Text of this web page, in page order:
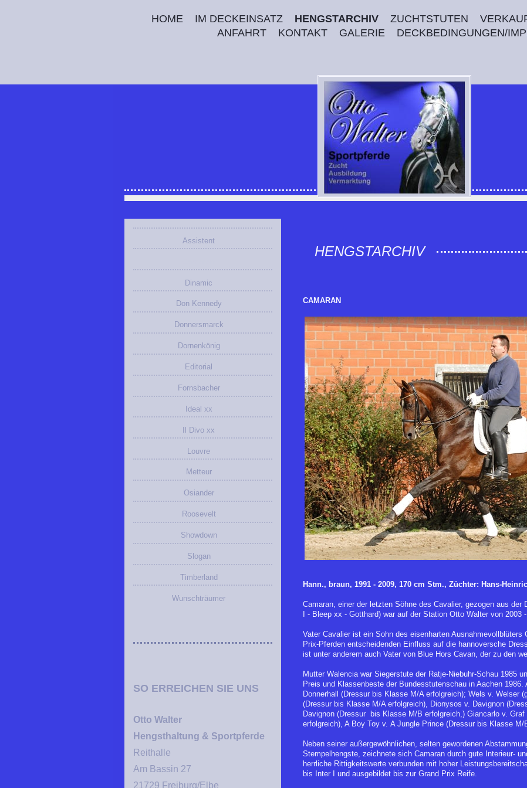
HOME IM DECKEINSATZ HENGSTARCHIV ZUCHTSTUTEN
ANFAHRT
KONTAKT GALERIE DECKBEDINGUNGEN/
HENGSTARCHIV
CAMARAN
Hann., braun, 1991 - 2009, 170 cm Stm., Züchter: Hans-
Camaran, einer der letzten Söhne des Cavalier, gezogen aus der
I - Bleep xx - Gotthard) war auf der Station Otto Walter von 2003
Vater Cavalier ist ein Sohn des eisenharten Ausnahmevollblüters
Prix-Pferden entscheidenden Einfluss auf die hannoversche
ist unter anderem auch Vater von Blue Hors Cavan, der zu den
Mutter Walencia war Siegerstute der Ratje-Niebuhr-Schau 1985
Preis und Klassenbeste der Bundesstutenschau in Aachen
Donnerhall (Dressur bis Klasse M/A erfolgreich); Wels v. Welser
(Dressur bis Klasse M/A erfolgreich), Dionysos v. Davignon
Davignon (Dressur bis Klasse M/B erfolgreich,) Giancarlo v.
erfolgreich), A Boy Toy v. A Jungle Prince (Dressur bis Klasse M/
Neben seiner außergewöhnlichen, selten gewordenen
Stempelhengste, zeichnete sich Camaran durch gute Interieur-
herrliche Rittigkeitswerte verbunden mit hoher
bis Inter I und ausgebildet bis zur Grand Prix Reife.
Assistent
Dinamic
Don Kennedy
Donnersmarck
Dornenkönig
Editorial
Fornsbacher
Ideal xx
Il Divo xx
Louvre
Metteur
Osiander
Roosevelt
Showdown
Slogan
Timberland
Wunschträumer
SO ERREICHEN SIE UNS
Otto Walter
Hengsthaltung & Sportpferde
Reithalle
Am Bassin 27
21729 Freiburg/Elbe